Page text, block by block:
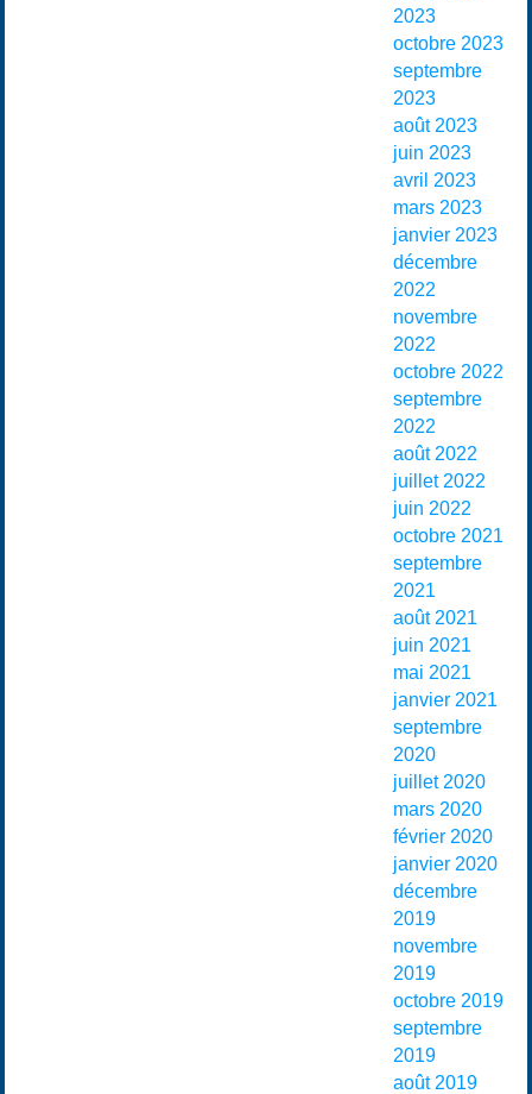
2023
octobre 2023
septembre
2023
août 2023
juin 2023
avril 2023
mars 2023
janvier 2023
décembre
2022
novembre
2022
octobre 2022
septembre
2022
août 2022
juillet 2022
juin 2022
octobre 2021
septembre
2021
août 2021
juin 2021
mai 2021
janvier 2021
septembre
2020
juillet 2020
mars 2020
février 2020
janvier 2020
décembre
2019
novembre
2019
octobre 2019
septembre
2019
août 2019